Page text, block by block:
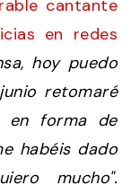
cantante
en redes
hoy puedo
retomaré
en forma de
habéis dado
mucho".